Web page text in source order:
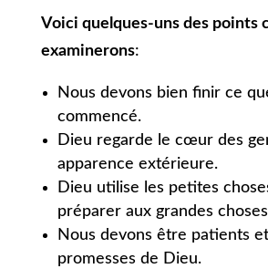
Voici quelques-uns des points
examinerons:
Nous devons bien finir ce
commencé.
Dieu regarde le cœur des
apparence extérieure.
Dieu utilise les petites
préparer aux grandes
Nous devons être patients
promesses de Dieu.